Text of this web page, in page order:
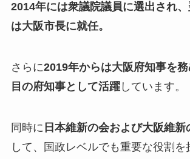
2014年には衆議院議員に選出され
は大阪市長に就任。
さらに2019年からは大阪府知事を
目の府知事として活躍しています。
同時に 日本維新の会および大阪維新
して、国政レベルでも重要な役割を